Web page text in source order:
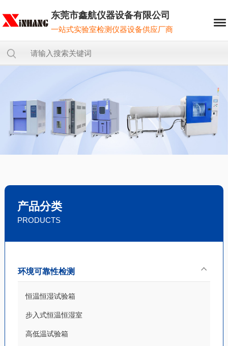
东莞市鑫航仪器设备有限公司
一站式实验室检测仪器设备供应厂商
产品分类
PRODUCTS
环境可靠性检测
恒温恒湿试验箱
步入式恒温恒湿室
高低温试验箱